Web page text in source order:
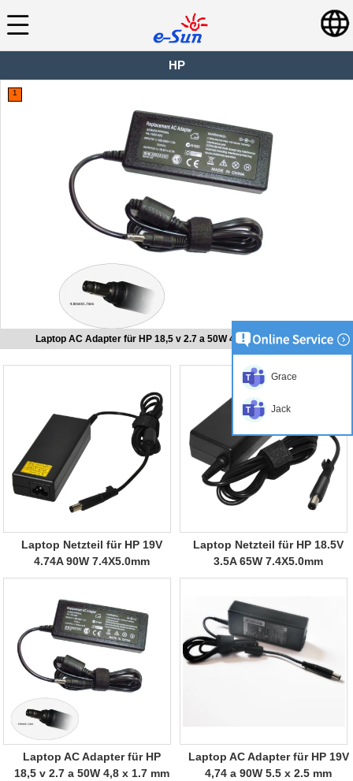
HP
1
Laptop AC Adapter für HP 18,5 v 2.7 a 50W 4,8 x 1.7 mm schwarz
Laptop Netzteil für HP 19V
4.74A 90W 7.4X5.0mm
Laptop Netzteil für HP 18.5V
3.5A 65W 7.4X5.0mm
Laptop AC Adapter für HP
18,5 v 2.7 a 50W 4,8 x 1.7 mm
Laptop AC Adapter für HP 19V
4,74 a 90W 5.5 x 2.5 mm
Grace
Jack